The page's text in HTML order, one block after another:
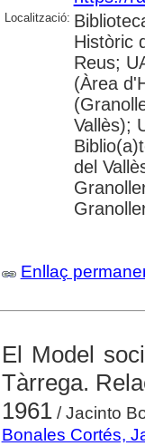
Localització:
Històric
Reus;
(Àrea
Vallès);
del
Enllaç
El Model
Tàrrega.
1961/ Jacinto
Bonales Cortés,